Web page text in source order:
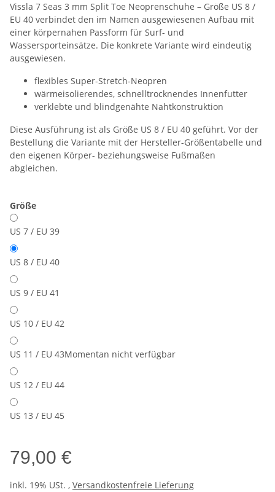
Vissla 7 Seas 3 mm Split Toe Neoprenschuhe – Größe US 8 /
EU 40 verbindet den im Namen ausgewiesenen Aufbau mit
einer körpernahen Passform für Surf- und
Wassersporteinsätze. Die konkrete Variante wird eindeutig
ausgewiesen.
flexibles Super-Stretch-Neopren
wärmeisolierendes, schnelltrocknendes Innenfutter
verklebte und blindgenähte Nahtkonstruktion
Diese Ausführung ist als Größe US 8 / EU 40 geführt. Vor der
Bestellung die Variante mit der Hersteller-Größentabelle und
den eigenen Körper- beziehungsweise Fußmaßen
abgleichen.
Größe
US 7 / EU 39
US 8 / EU 40
US 9 / EU 41
US 10 / EU 42
US 11 / EU 43Momentan nicht verfügbar
US 12 / EU 44
US 13 / EU 45
79,00 €
inkl. 19% USt. , Versandkostenfreie Lieferung